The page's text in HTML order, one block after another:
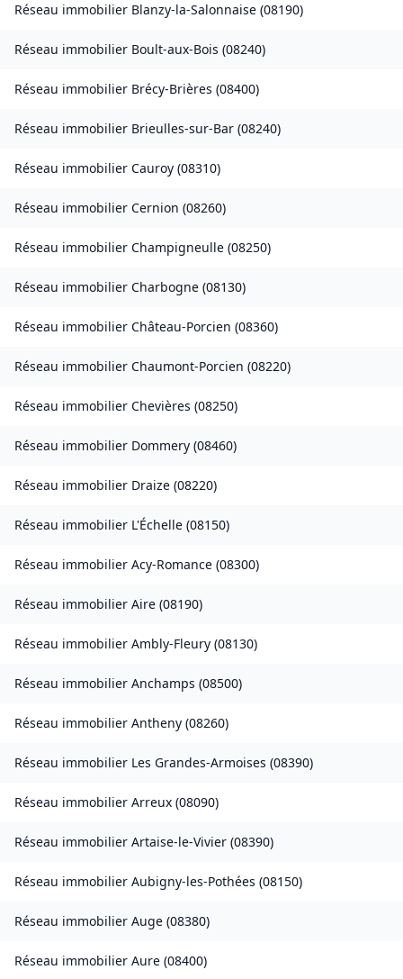
Réseau immobilier Blanzy-la-Salonnaise (08190)
Réseau immobilier Boult-aux-Bois (08240)
Réseau immobilier Brécy-Brières (08400)
Réseau immobilier Brieulles-sur-Bar (08240)
Réseau immobilier Cauroy (08310)
Réseau immobilier Cernion (08260)
Réseau immobilier Champigneulle (08250)
Réseau immobilier Charbogne (08130)
Réseau immobilier Château-Porcien (08360)
Réseau immobilier Chaumont-Porcien (08220)
Réseau immobilier Chevières (08250)
Réseau immobilier Dommery (08460)
Réseau immobilier Draize (08220)
Réseau immobilier L'Échelle (08150)
Réseau immobilier Acy-Romance (08300)
Réseau immobilier Aire (08190)
Réseau immobilier Ambly-Fleury (08130)
Réseau immobilier Anchamps (08500)
Réseau immobilier Antheny (08260)
Réseau immobilier Les Grandes-Armoises (08390)
Réseau immobilier Arreux (08090)
Réseau immobilier Artaise-le-Vivier (08390)
Réseau immobilier Aubigny-les-Pothées (08150)
Réseau immobilier Auge (08380)
Réseau immobilier Aure (08400)